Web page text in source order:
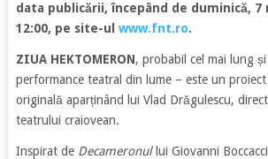
data publicării, începând de duminică, 7
12:00, pe site-ul www.fnt.ro.
ZIUA HEKTOMERON, probabil cel mai lung
performance teatral din lume – este un
originală aparținând lui Vlad Drăgulescu,
teatrului craiovean.
Inspirat de Decameronullui Giovanni